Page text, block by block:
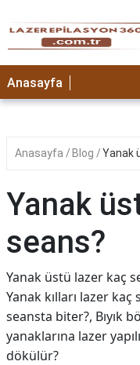
Anasayfa
Anasayfa Blog Yanak
Yanak
seans?
Yanak üstü lazer kaç
Yanak kılları lazer kaç
seansta biter?, Bıyık
yanaklarına lazer
dökülür?